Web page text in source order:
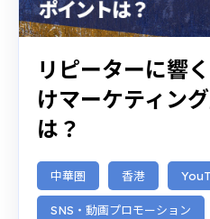
リピーターに響
けマーケティン
は？
中華圏 香港
SNS・動画プロモーション